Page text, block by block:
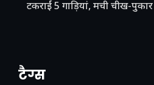
टकराईं 5 गाड़ियां, मची चीख-पुकार
टैग्स